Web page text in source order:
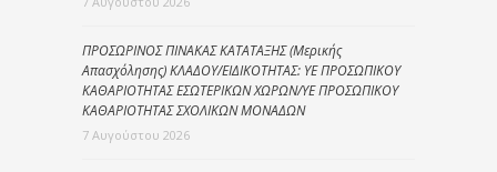
ΠΡΟΣΩΡΙΝΟΣ ΠΙΝΑΚΑΣ ΚΑΤΑΤΑΞΗΣ (Μερικής
Απασχόλησης) ΚΛΑΔΟΥ/ΕΙΔΙΚΟΤΗΤΑΣ: ΥΕ ΠΡΟΣΩΠΙΚΟΥ
ΚΑΘΑΡΙΟΤΗΤΑΣ ΕΣΩΤΕΡΙΚΩΝ ΧΩΡΩΝ/ΥΕ ΠΡΟΣΩΠΙΚΟΥ
ΚΑΘΑΡΙΟΤΗΤΑΣ ΣΧΟΛΙΚΩΝ ΜΟΝΑΔΩΝ
7 Αυγούστου 2026